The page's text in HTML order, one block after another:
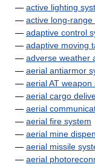
— active lighting
— active long-
— adaptive control
— adaptive moving
— adverse weather
— aerial antiarmor
— aerial AT weapon
— aerial cargo
— aerial
— aerial fire system
— aerial mine
— aerial missile
— aerial